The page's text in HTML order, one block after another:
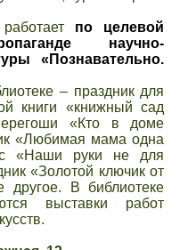
по целевой
научно-
« Познавательно.
– праздник для
книги «книжный сад
«Кто в доме
«Любимая мама одна
«Наши руки не для
«Золотой ключик от
другое. В библиотеке
выставки работ